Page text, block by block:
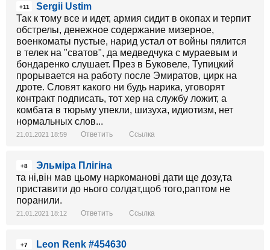
+11
Sergii Ustim
Так к тому все и идет, армия сидит в окопах и терпит
обстрелы, денежное содержание мизерное,
военкоматы пустые, нарид устал от войны пялится
в телек на "сватов", да медведчука с мураевым и
бондаренко слушает. През в Буковеле, Тупицкий
прорывается на работу после Эмиратов, цирк на
дроте. Словят какого ни будь нарика, уговорят
контракт подписать, тот хер на службу ложит, а
комбата в тюрьму упекли, шизуха, идиотизм, нет
нормальных слов...
21.01.2021 18:59 Ответить Ссылка
+8
Эльміра Плігіна
та ні,він мав цьому наркоманові дати ще дозу,та
приставити до нього солдат,щоб того,раптом не
поранили.
21.01.2021 18:12 Ответить Ссылка
+7
Leon Renk #454630